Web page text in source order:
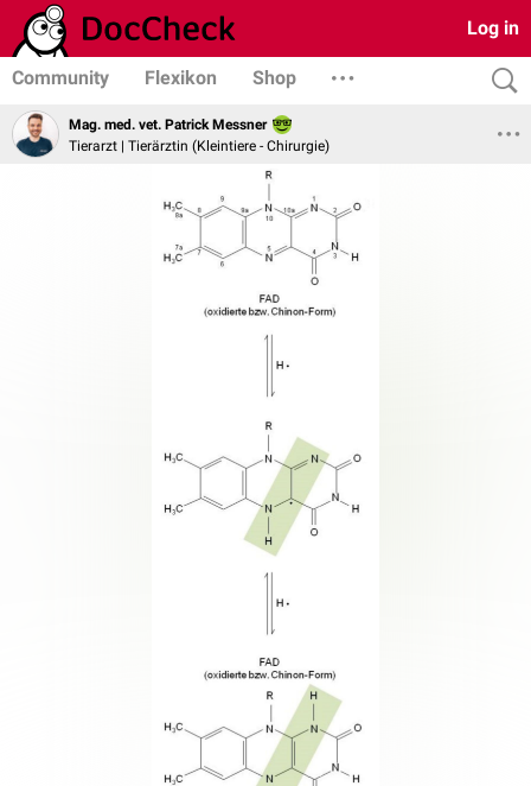
Log in
Community Flexikon Shop
Mag. med. vet. Patrick Messner
Tierarzt | Tierärztin (Kleintiere - Chirurgie)